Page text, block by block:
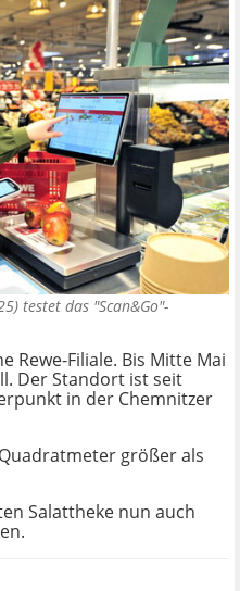
testet das "Scan&Go"-
Rewe-Filiale. Bis Mitte Mai
Der Standort ist seit
in der Chemnitzer
größer als
Salattheke nun auch